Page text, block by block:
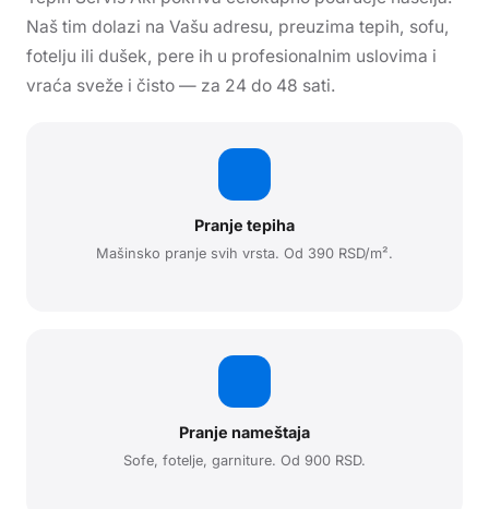
Naš tim dolazi na Vašu adresu, preuzima tepih, sofu,
fotelju ili dušek, pere ih u profesionalnim uslovima i
vraća sveže i čisto — za 24 do 48 sati.
Pranje tepiha
Mašinsko pranje svih vrsta. Od 390 RSD/m².
Pranje nameštaja
Sofe, fotelje, garniture. Od 900 RSD.